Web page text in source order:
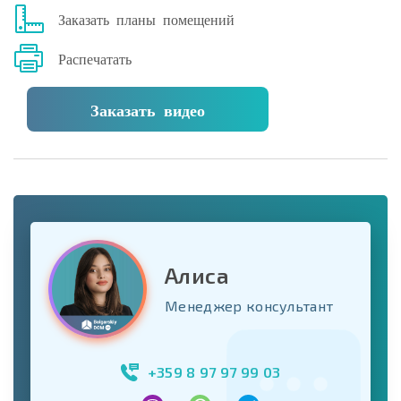
Заказать планы помещений
Распечатать
Заказать видео
Алиса
Менеджер консультант
+359 8 97 97 99 03